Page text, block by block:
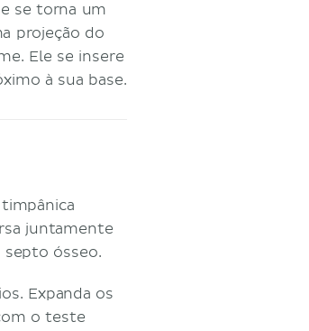
se torna um
projeção do
Ele se insere
à sua base.
juntamente
septo ósseo.
Expanda os
o teste